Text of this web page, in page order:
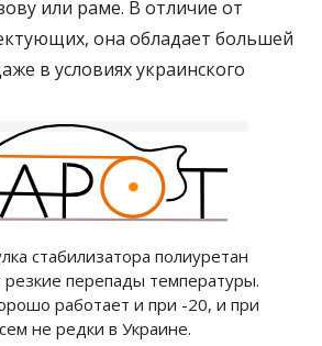
или раме. В отличие от
она обладает большей
в условиях украинского
стабилизатора полиуретан
перепады температуры.
работает и при -20, и при
не редки в Украине.